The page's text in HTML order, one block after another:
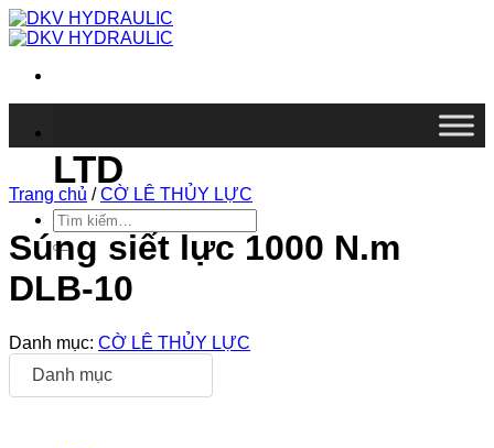
Chuyển
đến
dung
LTD
Tìm
kiếm:
Trang chủ / CỜ LÊ THỦY LỰC
Súng siết lực 1000 N.m
DLB-10
Danh mục: CỜ LÊ THỦY LỰC
Danh mục